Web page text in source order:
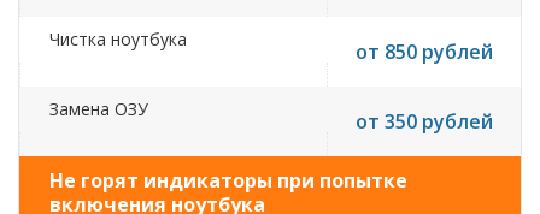
Чистка ноутбука от 850 рублей
Замена ОЗУ от 350 рублей
Не горят индикаторы при попытке
включения ноутбука